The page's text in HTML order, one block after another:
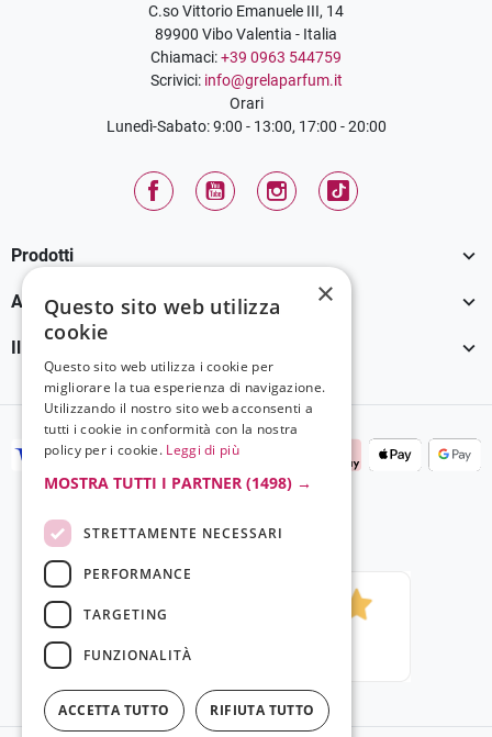
C.so Vittorio Emanuele III, 14
89900 Vibo Valentia - Italia
Chiamaci:+39 0963 544759
Scrivici: info@grelaparfum.it
Orari
Lunedì-Sabato: 9:00 - 13:00, 17:00 - 20:00
FacebookYouTube InstagramTikTok
Prodotti 
Assistenza Clienti 
Il tuo account 
×
Questo sito web utilizza
cookie
Questo sito web utilizza i cookie per
migliorare la tua esperienza di navigazione.
Utilizzando il nostro sito web acconsenti a
tutti i cookie in conformità con la nostra
policy per i cookie. Leggi di più
MOSTRA TUTTI I PARTNER (1498) →
STRETTAMENTE NECESSARI
PERFORMANCE
TARGETING
FUNZIONALITÀ
ACCETTA TUTTO RIFIUTA TUTTO